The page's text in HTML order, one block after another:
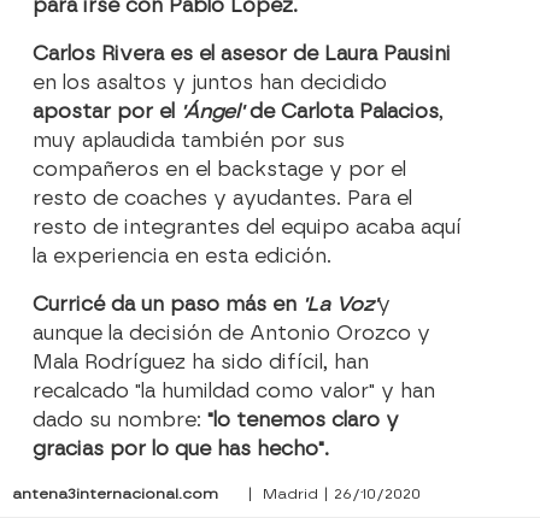
para irse con Pablo López.
Carlos Rivera es el asesor de Laura Pausini
en los asaltos y juntos han decidido
apostar por el 'Ángel'de Carlota Palacios,
muy aplaudida también por sus
compañeros en el backstage y por el
resto de coaches y ayudantes. Para el
resto de integrantes del equipo acaba aquí
la experiencia en esta edición.
Curricé da un paso más en 'La Voz'y
aunque la decisión de Antonio Orozco y
Mala Rodríguez ha sido difícil, han
recalcado "la humildad como valor" y han
dado su nombre: "lo tenemos claro y
gracias por lo que has hecho".
antena3internacional.com | Madrid | 26/10/2020